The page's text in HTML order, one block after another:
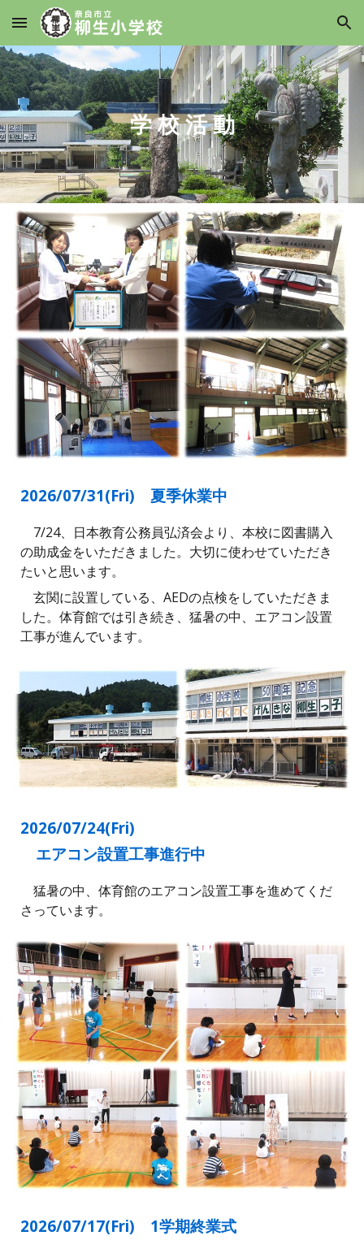
Skip to main content Skip to navigation
学 校 活 動
2026/07/31(Fri) 夏季休業中
7/24、日本教育公務員弘済会より、本校に図書購入
の助成金をいただきました。大切に使わせていただき
たいと思います。
玄関に設置している、AEDの点検をしていただきま
した。体育館では引き続き、猛暑の中、エアコン設置
工事が進んでいます。
2026/07/24(Fri)
エアコン設置工事進行中
猛暑の中、体育館のエアコン設置工事を進めてくだ
さっています。
2026/07/17(Fri) 1学期終業式